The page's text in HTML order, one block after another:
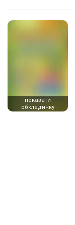
показати
обкладинку